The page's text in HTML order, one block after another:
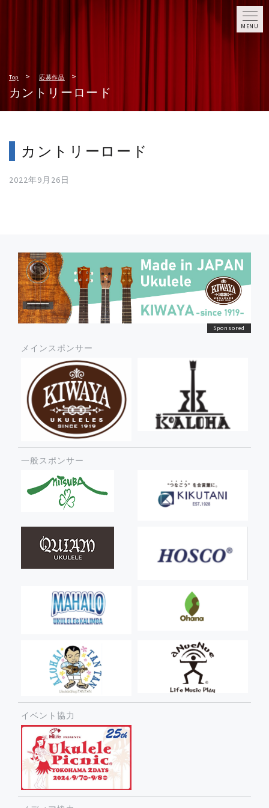
MENU
Top 応募作品
カントリーロード
カントリーロード
2022年9月26日
メインスポンサー
一般スポンサー
イベント協力